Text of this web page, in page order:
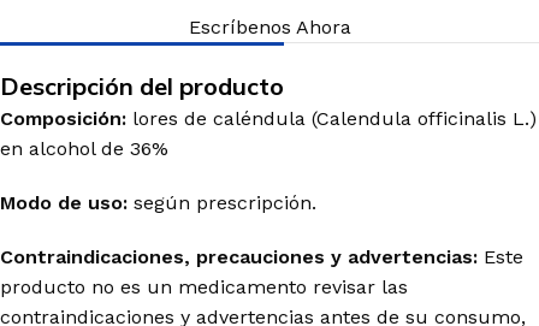
Escríbenos Ahora
Descripción del producto
Composición: lores de caléndula (Calendula officinalis L.)
en alcohol de 36%
Modo de uso: según prescripción.
Contraindicaciones, precauciones y advertencias: Este
producto no es un medicamento revisar las
contraindicaciones y advertencias antes de su consumo,